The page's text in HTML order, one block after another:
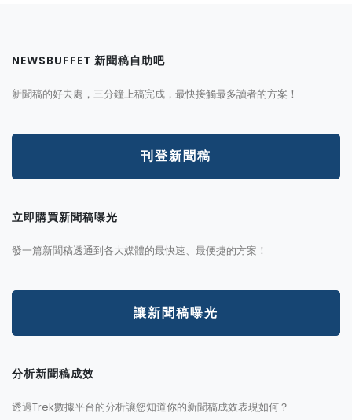
NEWSBUFFET 新聞稿自助吧
新聞稿的好去處，三分鐘上稿完成，最快接觸最多讀者的方案！
刊登新聞稿
立即購買新聞稿曝光
發一篇新聞稿透通到各大媒體的最快速、最便捷的方案！
讓新聞稿曝光
分析新聞稿成效
透過Trek數據平台的分析讓您知道你的新聞稿成效表現如何？